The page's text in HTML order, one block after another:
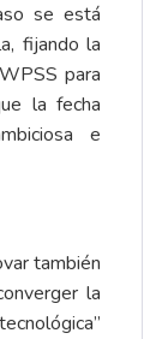
se está
fijando la
para
la fecha
e
también
la